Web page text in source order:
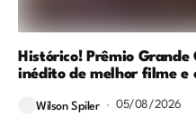
Histórico! Prêmio
inédito de melhor filme e
Wilson Spiler 05/08/2026